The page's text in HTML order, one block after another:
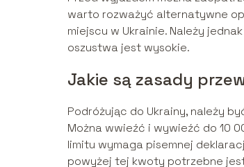
warto rozważyć alternatywne
miejscu w Ukrainie. Należy
oszustwa jest wysokie.
Jakie są zasady
Podróżując do Ukrainy, należy
Można wwieźć i wywieźć do 10
limitu wymaga pisemnej
powyżej tej kwoty potrzebne